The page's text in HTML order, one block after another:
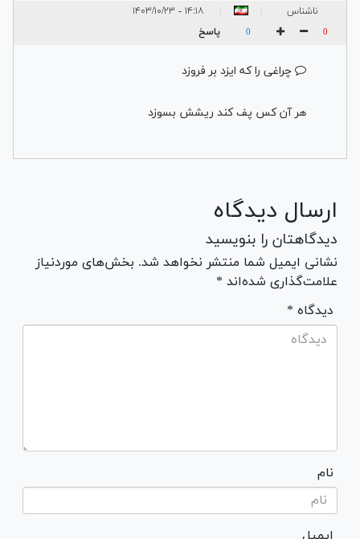
ناشناس ۱۴:۱۸ - ۱۴۰۳/۱۰/۲۳
0
0 پاسخ
چراغی را که ایزد بر فروزد
هر آن کس پف کند ریشش بسوزد
ارسال دیدگاه
دیدگاهتان را بنویسید
نشانی ایمیل شما منتشر نخواهد شد. بخش‌های موردنیاز
علامت‌گذاری شده‌اند *
* دیدگاه
نام